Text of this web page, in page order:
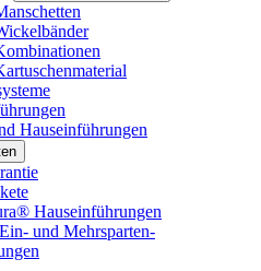
Hauseinführungen
Hauseinführungen
und Mehrsparten-